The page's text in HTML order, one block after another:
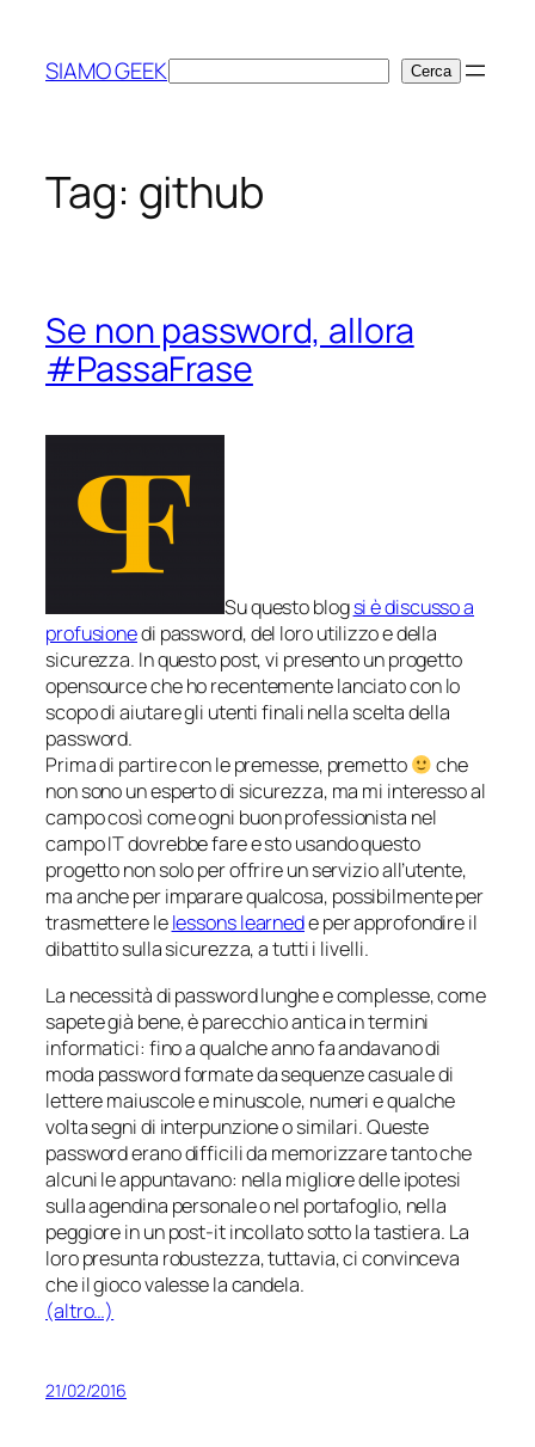
contenuto
SIAMO GEEKCerca Cerca
Tag: github
Se non password, allora
#PassaFrase
Su questo blogsi è discusso a
profusionedi password, del loro utilizzo e della
sicurezza. In questo post, vi presento un progetto
opensource che ho recentemente lanciato con lo
scopo di aiutare gli utenti finali nella scelta della
password.
Prima di partire con le premesse, premetto
che
non sono un esperto di sicurezza, ma mi interesso al
campo così come ogni buon professionista nel
campo IT dovrebbe fare e sto usando questo
progetto non solo per offrire un servizio all’utente,
ma anche perimparare qualcosa, possibilmente per
trasmettere lelessons learnede per approfondire il
dibattito sulla sicurezza, a tutti i livelli.
La necessità di password lunghe e complesse, come
sapete già bene, è parecchio antica in termini
informatici: fino a qualche anno fa andavano di
moda password formate da sequenze casuale di
lettere maiuscole e minuscole, numeri e qualche
volta segni di interpunzione o similari. Queste
password erano difficili da memorizzare tanto che
alcuni le appuntavano: nella migliore delle ipotesi
sulla agendina personale o nel portafoglio, nella
peggiore in un post-it incollato sotto la tastiera. La
loro presunta robustezza, tuttavia, ci convinceva
che il gioco valesse la candela.
(altro…)
21/02/2016